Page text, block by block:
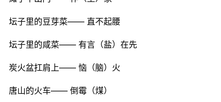
坛子里的豆芽菜—— 直不起腰
坛子里的咸菜—— 有言（盐）在先
炭火盆扛肩上—— 恼（脑）火
唐山的火车—— 倒霉（煤）